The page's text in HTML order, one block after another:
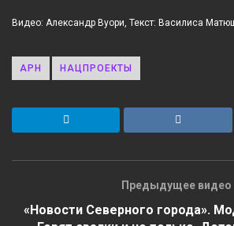
Видео: Александр Вуори, Текст: Василиса
АРН НАЦПРОЕКТЫ
Предыдущее видео
«Новости Северного города».